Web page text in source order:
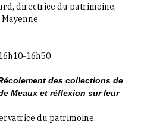
directrice du patrimoine,
16h50
des collections de
Meaux et réflexion sur leur
du patrimoine,